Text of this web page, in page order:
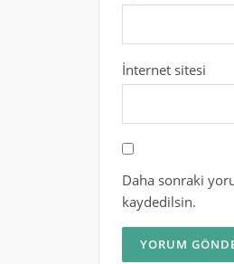
İnternet sitesi
Daha sonraki
kaydedilsin.